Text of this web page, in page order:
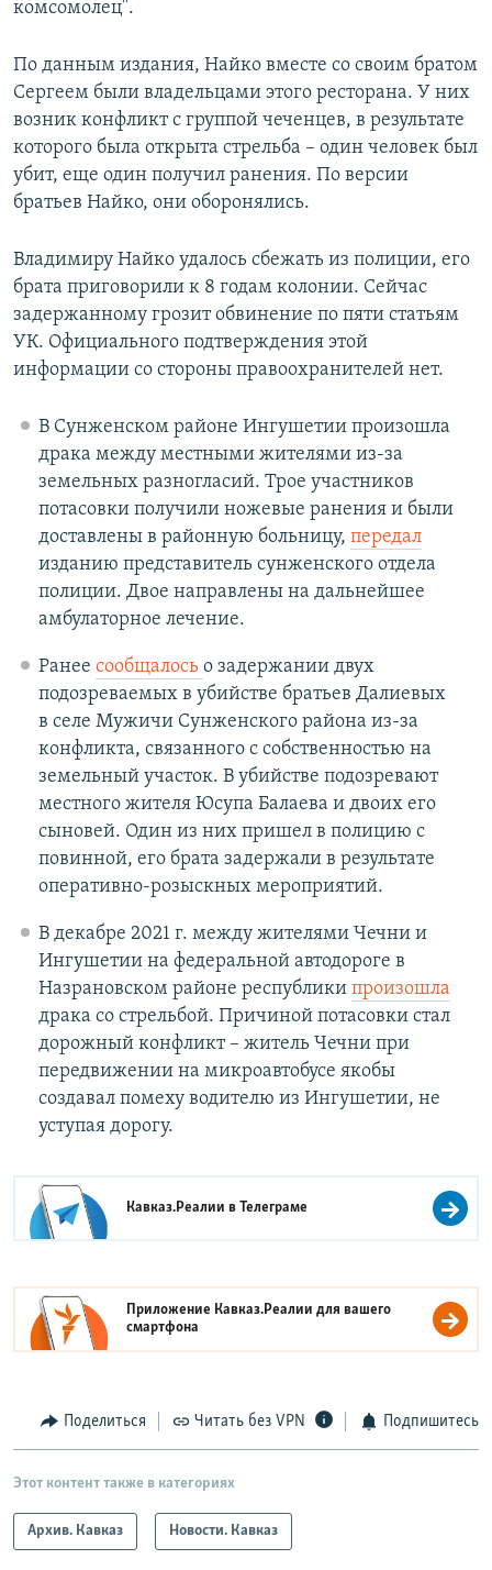
комсомолец".
По данным издания, Найко вместе со своим братом
Сергеем были владельцами этого ресторана. У них
возник конфликт с группой чеченцев, в результате
которого была открыта стрельба – один человек был
убит, еще один получил ранения. По версии
братьев Найко, они оборонялись.
Владимиру Найко удалось сбежать из полиции, его
брата приговорили к 8 годам колонии. Сейчас
задержанному грозит обвинение по пяти статьям
УК. Официального подтверждения этой
информации со стороны правоохранителей нет.
В Сунженском районе Ингушетии произошла
драка между местными жителями из-за
земельных разногласий. Трое участников
потасовки получили ножевые ранения и были
доставлены в районную больницу, передал
изданию представитель сунженского отдела
полиции. Двое направлены на дальнейшее
амбулаторное лечение.
Ранее сообщалось о задержании двух
подозреваемых в убийстве братьев Далиевых
в селе Мужичи Сунженского района из-за
конфликта, связанного с собственностью на
земельный участок. В убийстве подозревают
местного жителя Юсупа Балаева и двоих его
сыновей. Один из них пришел в полицию с
повинной, его брата задержали в результате
оперативно-розыскных мероприятий.
В декабре 2021 г. между жителями Чечни и
Ингушетии на федеральной автодороге в
Назрановском районе республики произошла
драка со стрельбой. Причиной потасовки стал
дорожный конфликт – житель Чечни при
передвижении на микроавтобусе якобы
создавал помеху водителю из Ингушетии, не
уступая дорогу.
Кавказ.Реалии вТелеграме
Приложение Кавказ.Реалии для вашего
смартфона
Поделиться Читать без VPN Подпишитесь
Этот контент также в категориях
Архив. Кавказ Новости. Кавказ